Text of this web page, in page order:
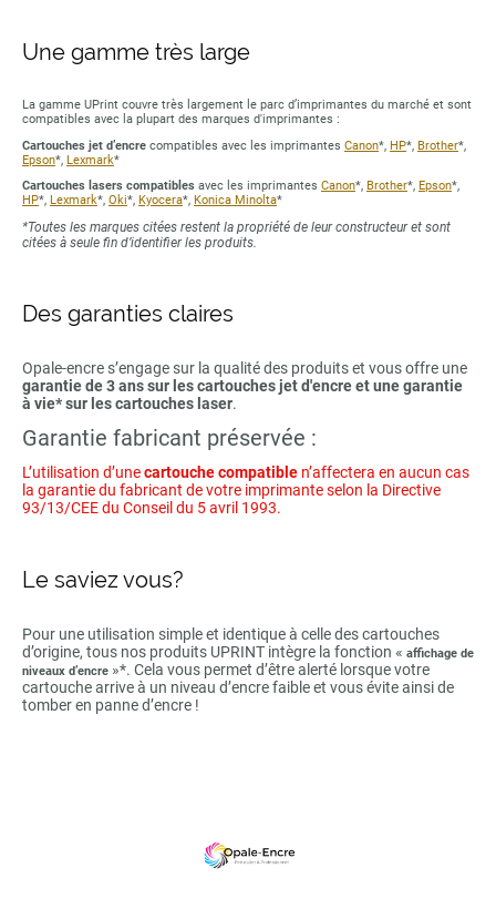
Une gamme très large
La gamme UPrint couvre très largement le parc d’imprimantes du marché et sont
compatibles avec la plupart des marques d'imprimantes :
Cartouches jet d’encre compatibles avec les imprimantes Canon*, HP*, Brother*,
Epson*, Lexmark*
Cartouches lasers compatibles avec les imprimantes Canon*, Brother*, Epson*,
HP*, Lexmark*, Oki*, Kyocera*, Konica Minolta*
*Toutes les marques citées restent la propriété de leur constructeur et sont
citées à seule fin d’identifier les produits.
Des garanties claires
Opale-encre s’engage sur la qualité des produits et vous offre une
garantie de 3 ans sur les cartouches jet d'encre et une garantie
à vie* sur les cartouches laser.
Garantie fabricant préservée :
L’utilisation d’unecartouche compatible n’affectera en aucun cas
la garantie du fabricant de votre imprimante selon la Directive
93/13/CEE du Conseil du 5 avril 1993.
Le saviez vous?
Pour une utilisation simple et identique à celle des cartouches
d’origine, tous nos produits UPRINT intègre la fonction « affichage de
niveaux d’encre »*. Cela vous permet d’être alerté lorsque votre
cartouche arrive à un niveau d’encre faible et vous évite ainsi de
tomber en panne d’encre !